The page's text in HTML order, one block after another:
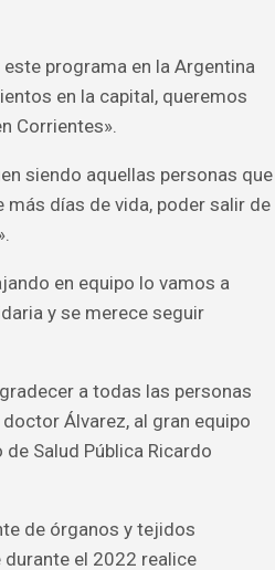
programa en la Argentina
en la capital, queremos
Corrientes».
siendo aquellas personas que
más días de vida, poder salir de
en equipo lo vamos a
y se merece seguir
a todas las personas
Álvarez, al gran equipo
Salud Pública Ricardo
de órganos y tejidos
el 2022 realice